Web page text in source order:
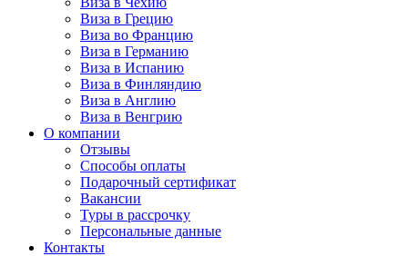
Виза в Грецию
Виза во Францию
Виза в Германию
Виза в Испанию
Виза в Финляндию
Виза в Англию
Виза в Венгрию
О компании
Отзывы
Способы оплаты
Подарочный сертификат
Вакансии
Туры в рассрочку
Персональные данные
Контакты